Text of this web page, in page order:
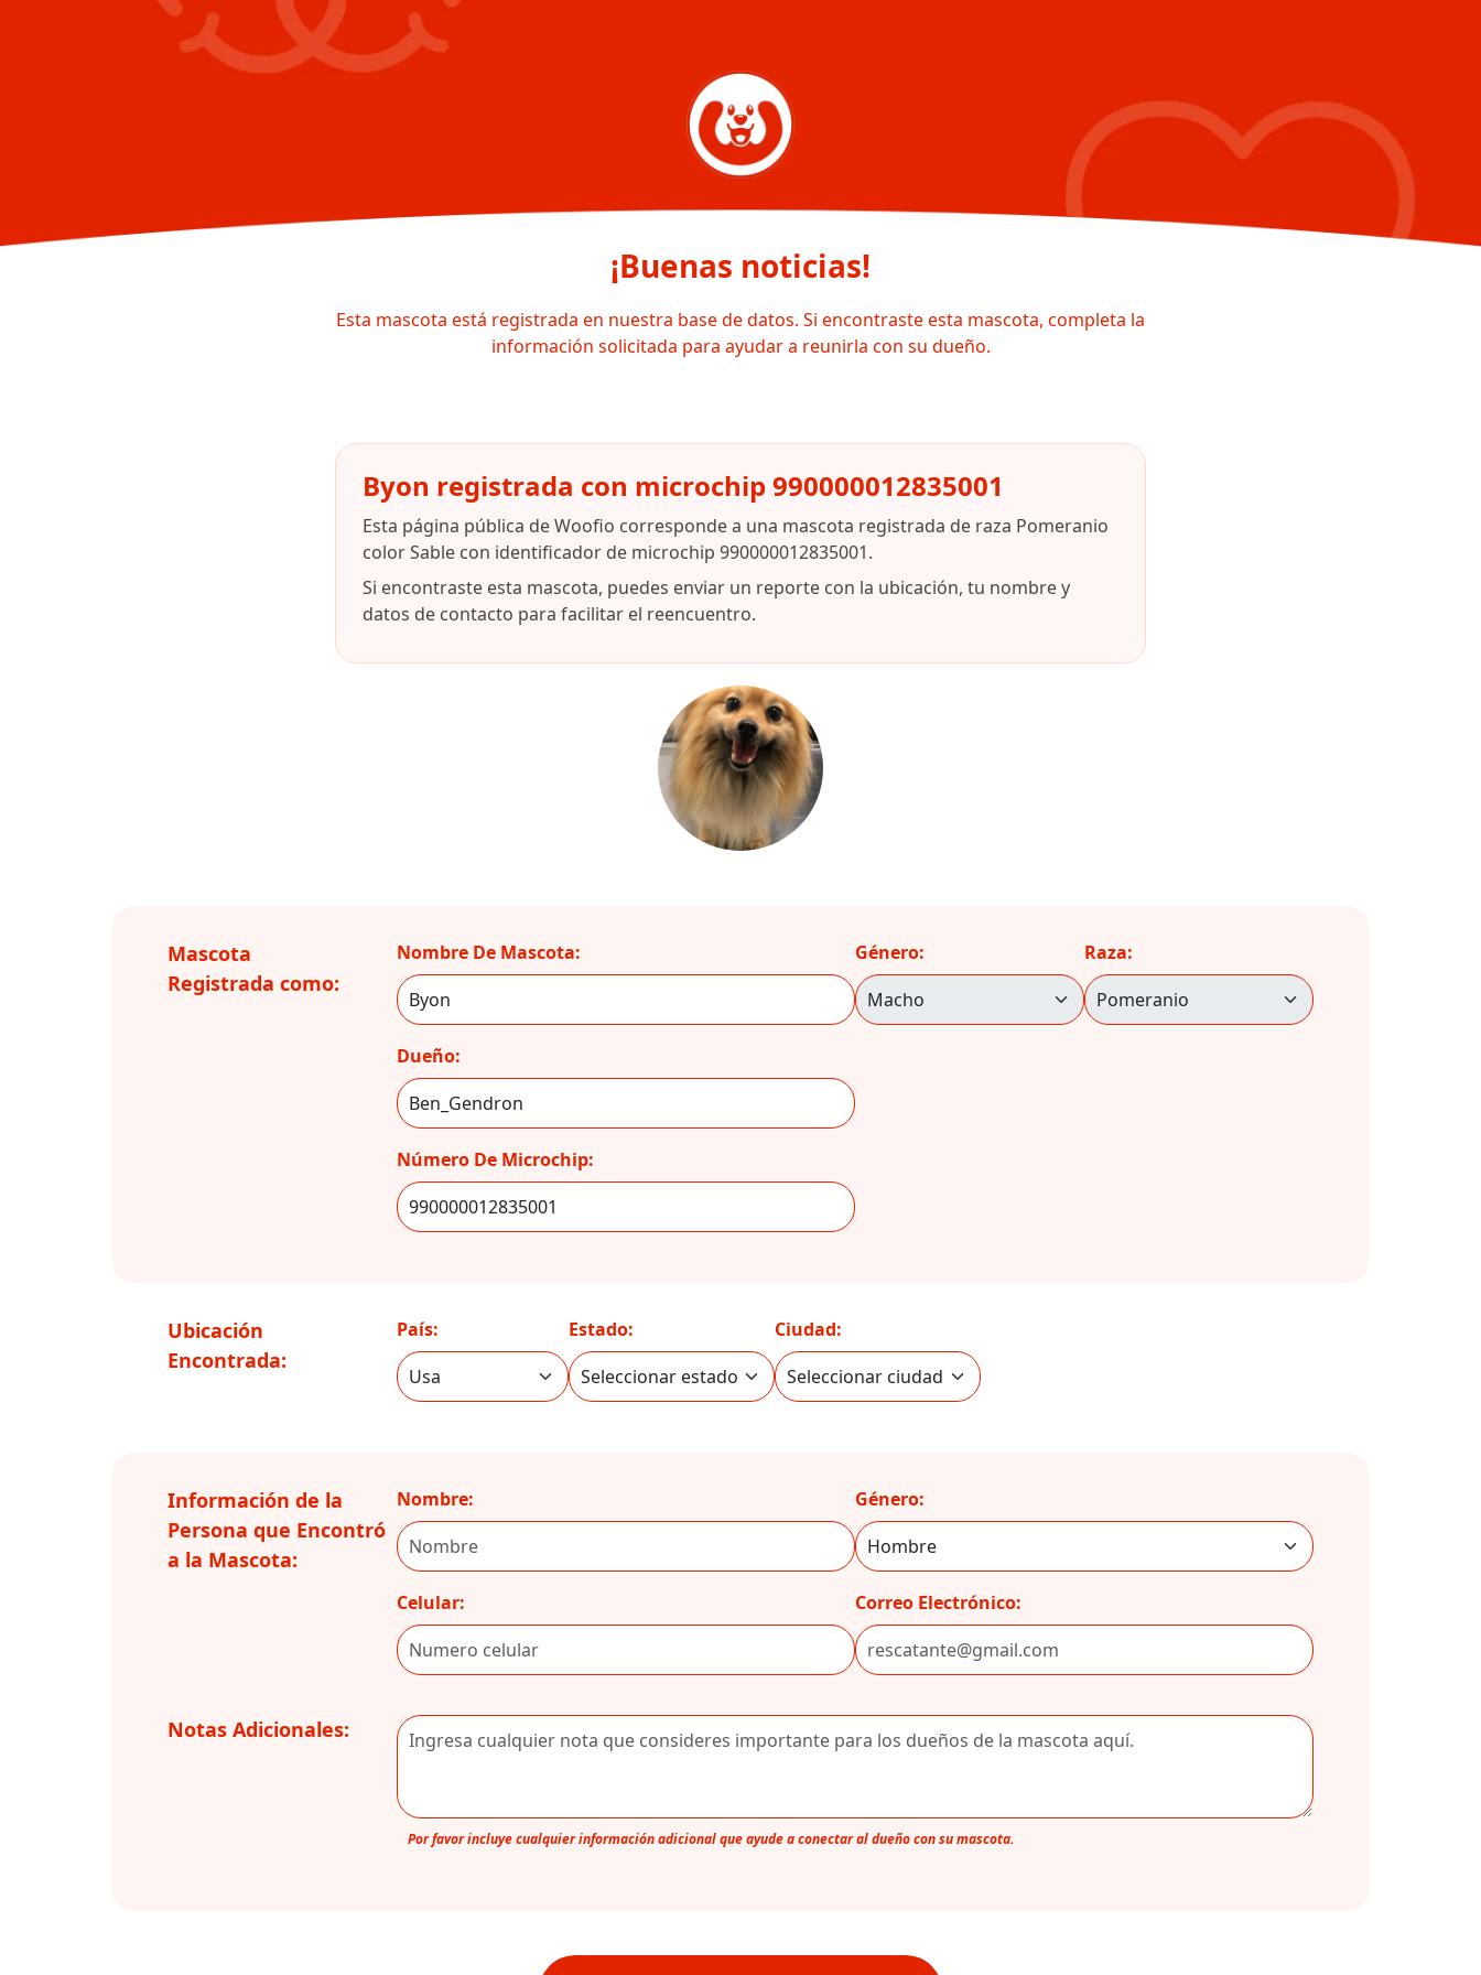
¡Buenas noticias!
Esta mascota está registrada en nuestra base de datos. Si encontraste esta mascota, completa la
información solicitada para ayudar a reunirla con su dueño.
Byon registrada con microchip 990000012835001
Esta página pública de Woofio corresponde a una mascota registrada de raza Pomeranio
color Sable con identificador de microchip 990000012835001.
Si encontraste esta mascota, puedes enviar un reporte con la ubicación, tu nombre y
datos de contacto para facilitar el reencuentro.
Mascota
Registrada como:
Nombre De Mascota:
Dueño:
Número De Microchip:
Género: Raza:
Ubicación
Encontrada:
País: Estado: Ciudad:
Información de la
Persona que Encontró
a la Mascota:
Nombre:
Celular:
Género:
Correo Electrónico:
Notas Adicionales:
Por favor incluye cualquier información adicional que ayude a conectar al dueño con su mascota.